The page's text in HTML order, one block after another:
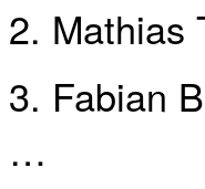
2. Mathias
3. Fabian
…